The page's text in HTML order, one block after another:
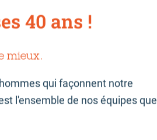
40 ans !
mieux.
qui façonnent notre
l'ensemble de nos équipes que